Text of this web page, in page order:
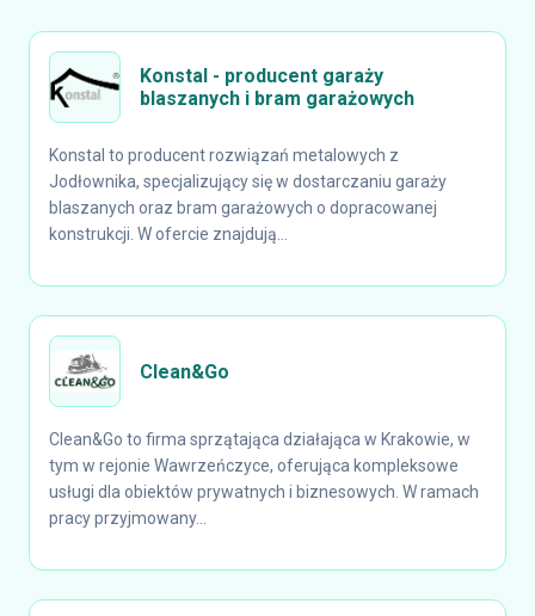
Konstal - producent garaży
blaszanych i bram garażowych
Konstal to producent rozwiązań metalowych z
Jodłownika, specjalizujący się w dostarczaniu garaży
blaszanych oraz bram garażowych o dopracowanej
konstrukcji. W ofercie znajdują...
Clean&Go
Clean&Go to firma sprzątająca działająca w Krakowie, w
tym w rejonie Wawrzeńczyce, oferująca kompleksowe
usługi dla obiektów prywatnych i biznesowych. W ramach
pracy przyjmowany...